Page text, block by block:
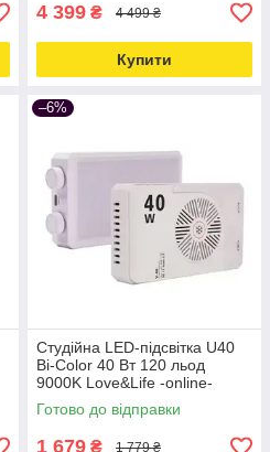
4 399 ₴ 4 499 ₴
Купити
–6%
Студійна LED-підсвітка U40
Bi-Color 40 Вт 120 льод
9000K Love&Life -online-
multimarket-
Готово до відправки
1 679 ₴ 1 779 ₴